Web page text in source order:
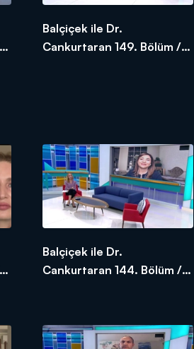
Balçiçek ile Dr.
Cankurtaran 149. Bölüm /
Balçiçek ile Dr.
Cankurtaran 144. Bölüm /